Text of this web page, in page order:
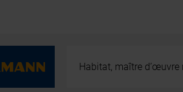
Habitat, maître d’œuvre